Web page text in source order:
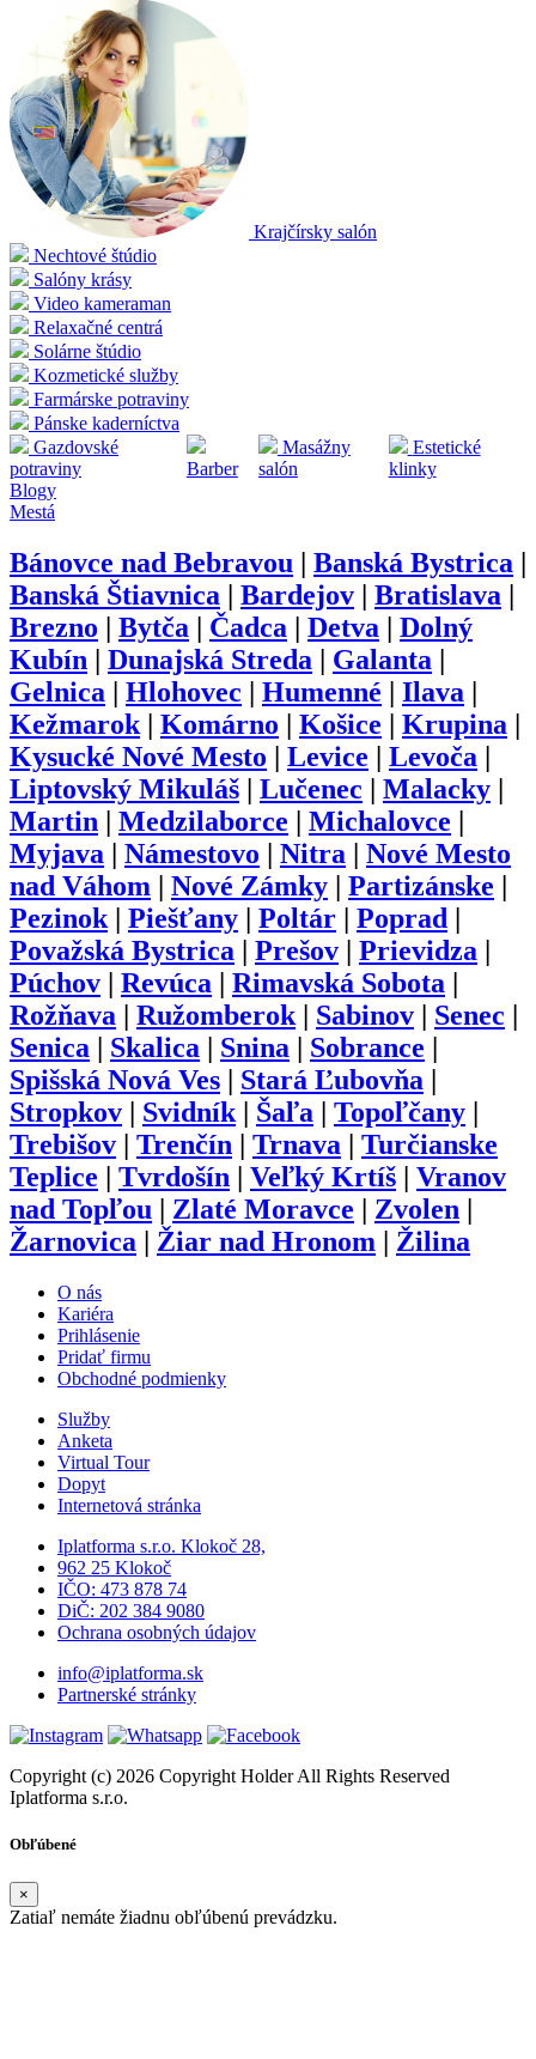
Krajčírsky salón
Nechtové štúdio
Salóny krásy
Video kameraman
Relaxačné centrá
Solárne štúdio
Kozmetické služby
Farmárske potraviny
Pánske kaderníctva
Gazdovské
potraviny
Barber
Masážny
salón
Estetické
klinky
Blogy
Mestá
Bánovce nad Bebravou Banská Bystrica
Banská Štiavnica
Bardejov Bratislava
Brezno
Bytča Čadca Detva
Dolný
Kubín
Dunajská Streda Galanta
Gelnica
Hlohovec Humenné Ilava
Kežmarok| Komárno Košice Krupina
Kysucké Nové Mesto
Levice Levoča
Liptovský Mikuláš
Lučenec Malacky
Martin
Medzilaborce Michalovce
Myjava
Námestovo Nitra
Nové Mesto
nad Váhom
Nové Zámky Partizánske
Pezinok| Piešťany Poltár Poprad
Považská Bystrica
Prešov Prievidza
Púchov
Revúca Rimavská Sobota
Rožňava
Ružomberok| Sabinov Senec
Senica
Skalica Snina Sobrance
Spišská Nová Ves
Stará Ľubovňa
Stropkov
Svidník| Šaľa Topoľčany
Trebišov
Trenčín Trnava
Turčianske
Teplice
Tvrdošín Veľký Krtíš
Vranov
nad Topľou
Zlaté Moravce Zvolen
Žarnovica
Žiar nad Hronom Žilina
O nás
Kariéra
Prihlásenie
Pridať firmu
Obchodné podmienky
Služby
Anketa
Virtual Tour
Dopyt
Internetová stránka
Iplatforma s.r.o. Klokoč 28,
962 25 Klokoč
IČO: 473 878 74
DiČ: 202 384 9080
Ochrana osobných údajov
info@iplatforma.sk
Partnerské stránky
Copyright (c) 2026 Copyright Holder All Rights Reserved
Iplatforma s.r.o.
Obľúbené
×
Zatiaľ nemáte žiadnu obľúbenú prevádzku.